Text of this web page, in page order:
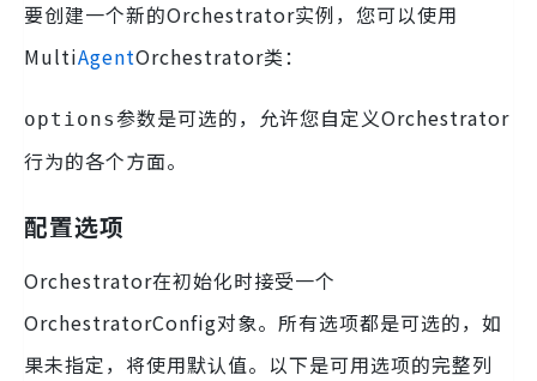
要创建一个新的Orchestrator实例，您可以使用
MultiAgentOrchestrator类：
options参数是可选的，允许您自定义Orchestrator
行为的各个方面。
配置选项
Orchestrator在初始化时接受一个
OrchestratorConfig对象。所有选项都是可选的，如
果未指定，将使用默认值。以下是可用选项的完整列